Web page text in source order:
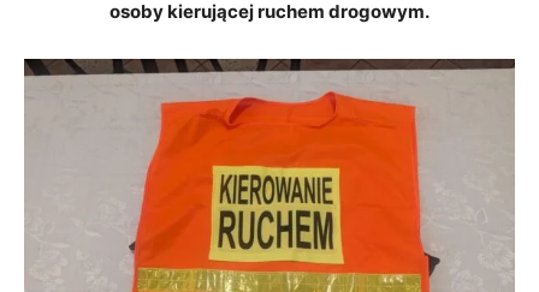
osoby kierującej ruchem drogowym.